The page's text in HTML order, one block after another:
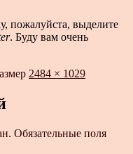
пожалуйста, выделите
. Буду вам очень
2484 × 1029
Обязательные поля